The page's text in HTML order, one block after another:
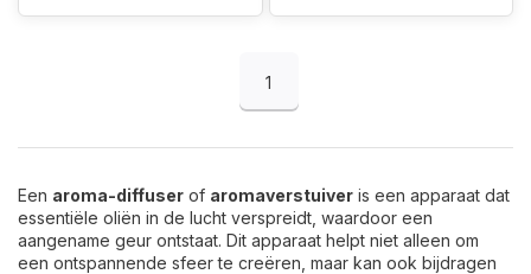
1
Een aroma-diffuser of aromaverstuiver is een apparaat dat
essentiële oliën in de lucht verspreidt, waardoor een
aangename geur ontstaat. Dit apparaat helpt niet alleen om
een ontspannende sfeer te creëren, maar kan ook bijdragen